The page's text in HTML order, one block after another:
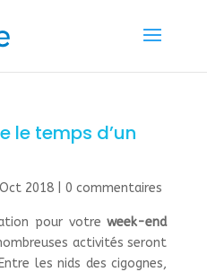
le temps d’un
2018| 0 commentaires
pour votreweek-end
activités seront
les nids des cigognes,